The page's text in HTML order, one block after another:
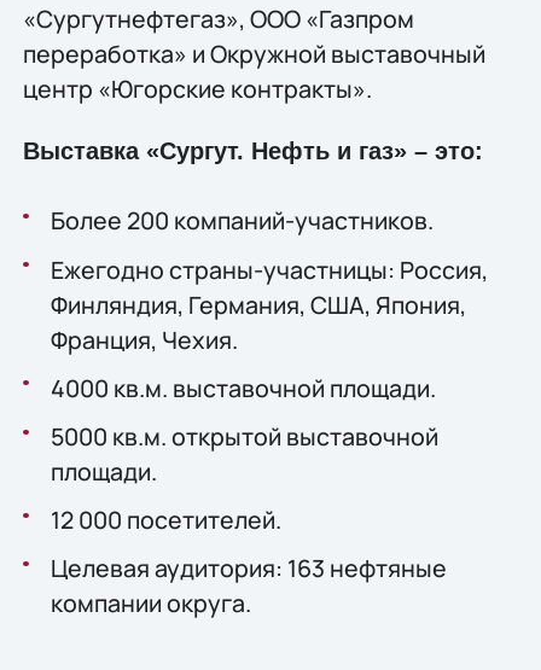
«Сургутнефтегаз», ООО «Газпром
переработка» и Окружной выставочный
центр «Югорские контракты».
Выставка «Сургут. Нефть и газ» – это:
Более 200 компаний-участников.
Ежегодно страны-участницы: Россия,
Финляндия, Германия, США, Япония,
Франция, Чехия.
4000 кв.м. выставочной площади.
5000 кв.м. открытой выставочной
площади.
12 000 посетителей.
Целевая аудитория: 163 нефтяные
компании округа.